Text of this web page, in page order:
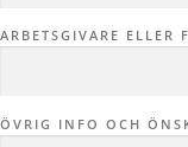
ARBETSGIVARE ELLER
ÖVRIG INFO OCH